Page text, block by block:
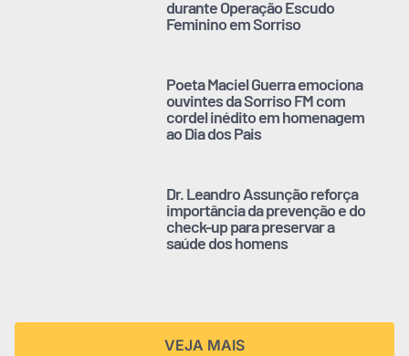
durante Operação Escudo
Feminino em Sorriso
Poeta Maciel Guerra emociona
ouvintes da Sorriso FM com
cordel inédito em homenagem
ao Dia dos Pais
Dr. Leandro Assunção reforça
importância da prevenção e do
check-up para preservar a
saúde dos homens
VEJA MAIS